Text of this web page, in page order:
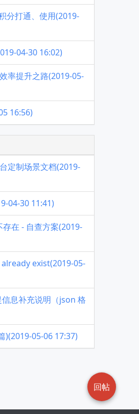
分打通、使用(2019-
04-30 16:02)
率提升之路(2019-05-
16:56)
定制场景文档(2019-
04-30 11:41)
在 - 自查方案(2019-
exist(2019-05-
息补充说明（json 格
)(2019-05-06 17:37)
回帖